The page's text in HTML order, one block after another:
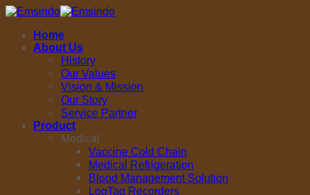
Skip
contentHome
About Us
History
Our Values
Vision & Mission
Our Story
Service Partner
Product
Medical
Vaccine Cold Chain
Medical Refrigeration
Blood Management Solution
LogTag Recorders